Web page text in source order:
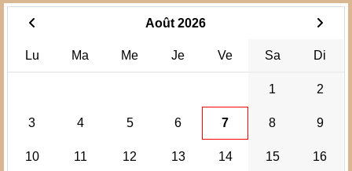
Août 2026
Lu Ma Me Je Ve Sa Di
1 2
3 4 5 6 7 8 9
10 11 12 13 14 15 16